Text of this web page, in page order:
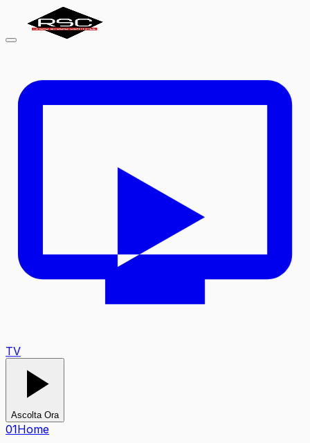
Ascolta Ora
01Home